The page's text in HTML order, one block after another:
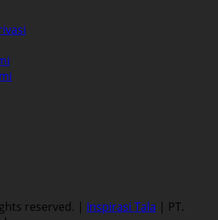
reserved. | Inspirasi Tala | PT.